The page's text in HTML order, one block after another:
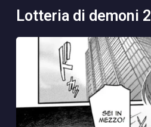
lotteria di demoni 2